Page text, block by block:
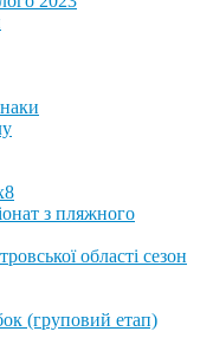
з пляжного
області сезон
(груповий етап)